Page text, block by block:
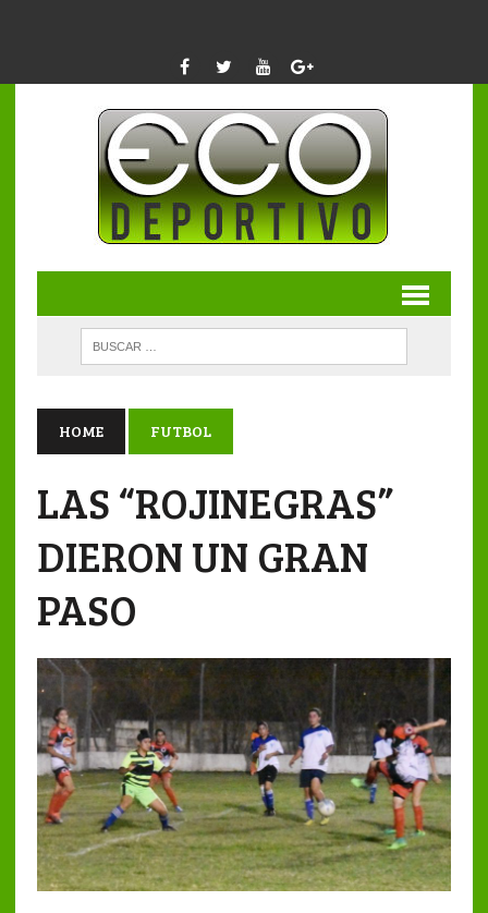
HOME FUTBOL
LAS “ROJINEGRAS”
DIERON UN GRAN
PASO